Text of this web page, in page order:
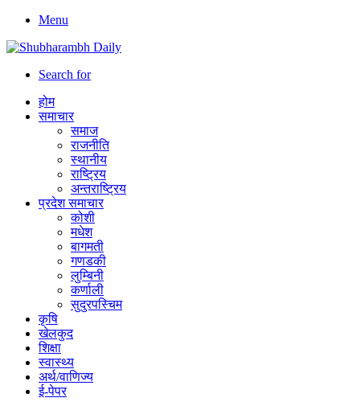
Menu
Search for
होम
समाचार
समाज
राजनीति
स्थानीय
राष्ट्रिय
अन्तराष्ट्रिय
प्रदेश समाचार
कोशी
मधेश
बागमती
गणडकी
लुम्बिनी
कर्णाली
सुदुरपस्चिम
कृषि
खेलकुद
शिक्षा
स्वास्थ्य
अर्थ/वाणिज्य
ई-पेपर